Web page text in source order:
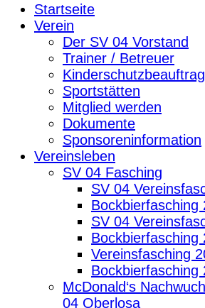
Startseite
Verein
Der SV 04 Vorstand
Trainer / Betreuer
Sportstätten
Mitglied werden
Dokumente
Sponsoreninformation
Vereinsleben
SV 04 Fasching
SV 04
Bockbierfasching
SV 04
Bockbierfasching
Vereinsfasching
Bockbierfasching
McDonald‘s
04 Oberlosa